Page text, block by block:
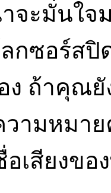
ะมั่นใจ
กซอร์ส
ง ถ้าคุณ
ามหมา
เสียงขอ